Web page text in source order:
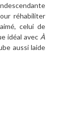
réhabiliter
celui de
idéal avec À
aussi laide